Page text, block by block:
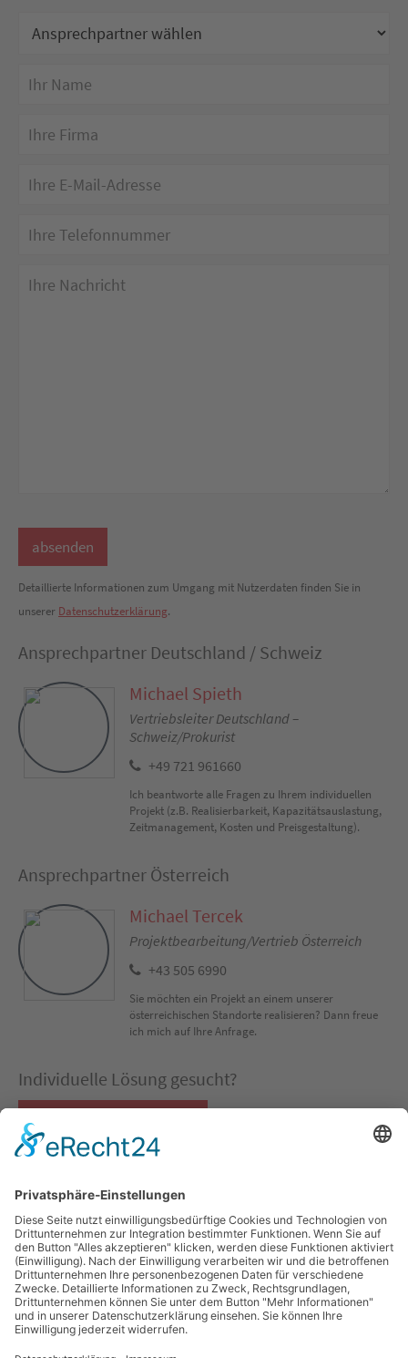
Detaillierte Informationen zum Umgang mit Nutzerdaten finden Sie in
unserer Datenschutzerklärung.
Ansprechpartner Deutschland / Schweiz
Michael Spieth
Vertriebsleiter Deutschland –
Schweiz/Prokurist
+49 721 961660
Ich beantworte alle Fragen zu Ihrem individuellen
Projekt (z.B. Realisierbarkeit, Kapazitätsauslastung,
Zeitmanagement, Kosten und Preisgestaltung).
Ansprechpartner Österreich
Michael Tercek
Projektbearbeitung/Vertrieb Österreich
+43 505 6990
Sie möchten ein Projekt an einem unserer
österreichischen Standorte realisieren? Dann freue
ich mich auf Ihre Anfrage.
Individuelle Lösung gesucht?
Co-Packing Konfigurator
QUICKLINKS
Co-Packing
SOCIAL MEDIA